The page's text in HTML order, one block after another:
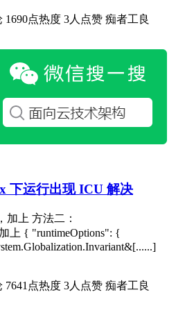
1690点热度 3人点赞 痴者工良
下运行出现 ICU 解决
加上 方法二：
上 { "runtimeOptions": {
7641点热度 3人点赞 痴者工良